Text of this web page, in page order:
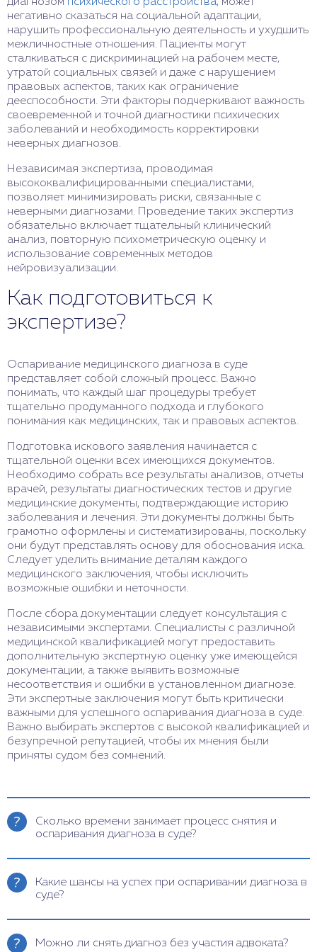
негативно сказаться на социальной адаптации,
нарушить профессиональную деятельность и ухудшить
межличностные отношения. Пациенты могут
сталкиваться с дискриминацией на рабочем месте,
утратой социальных связей и даже с нарушением
правовых аспектов, таких как ограничение
дееспособности. Эти факторы подчеркивают важность
своевременной и точной диагностики психических
заболеваний и необходимость корректировки
неверных диагнозов.
Независимая экспертиза, проводимая
высококвалифицированными специалистами,
позволяет минимизировать риски, связанные с
неверными диагнозами. Проведение таких экспертиз
обязательно включает тщательный клинический
анализ, повторную психометрическую оценку и
использование современных методов
нейровизуализации.
Как подготовиться к
экспертизе?
Оспаривание медицинского диагноза в суде
представляет собой сложный процесс. Важно
понимать, что каждый шаг процедуры требует
тщательно продуманного подхода и глубокого
понимания как медицинских, так и правовых аспектов.
Подготовка искового заявления начинается с
тщательной оценки всех имеющихся документов.
Необходимо собрать все результаты анализов, отчеты
врачей, результаты диагностических тестов и другие
медицинские документы, подтверждающие историю
заболевания и лечения. Эти документы должны быть
грамотно оформлены и систематизированы, поскольку
они будут представлять основу для обоснования иска.
Следует уделить внимание деталям каждого
медицинского заключения, чтобы исключить
возможные ошибки и неточности.
После сбора документации следует консультация с
независимыми экспертами. Специалисты с различной
медицинской квалификацией могут предоставить
дополнительную экспертную оценку уже имеющейся
документации, а также выявить возможные
несоответствия и ошибки в установленном диагнозе.
Эти экспертные заключения могут быть критически
важными для успешного оспаривания диагноза в суде.
Важно выбирать экспертов с высокой квалификацией и
безупречной репутацией, чтобы их мнения были
приняты судом без сомнений.
Сколько времени занимает процесс снятия и
оспаривания диагноза в суде?
Процесс может занимать от нескольких месяцев
доказательств, также необходимы медицинские
заключения от независимых экспертов. Подача
решение может затянуться на 1-2 года.
Какие шансы на успех при оспаривании диагноза в
суде?
Шансы зависят от качества доказательств,
словам адвоката Алексея Борисова, успешны
Можно ли снять диагноз без участия адвоката?